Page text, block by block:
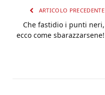
ARTICOLO PRECEDENTE
Che fastidio i punti neri,
ecco come sbarazzarsene!